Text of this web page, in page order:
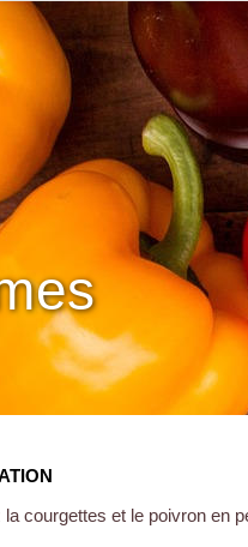
la courgettes et le poivron en